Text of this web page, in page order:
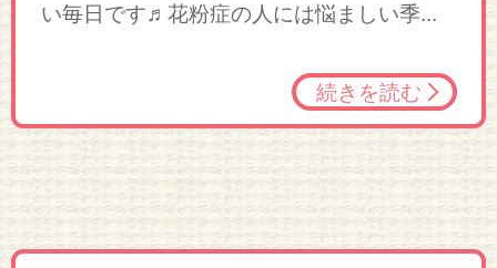
い毎日です♬花粉症の人には悩ましい季...
続きを読む